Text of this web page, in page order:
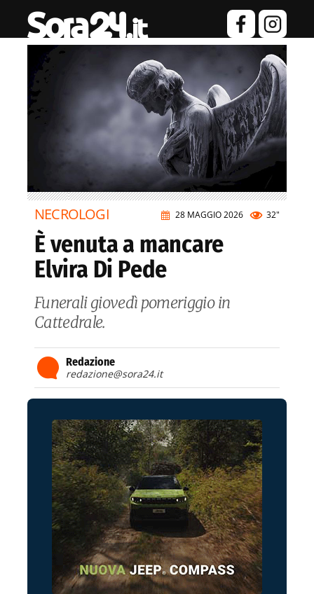
28 MAGGIO 2026 32"
NECROLOGI
È venuta a mancare
Elvira Di Pede
Funerali giovedì pomeriggio in
Cattedrale.
Redazione
redazione@sora24.it